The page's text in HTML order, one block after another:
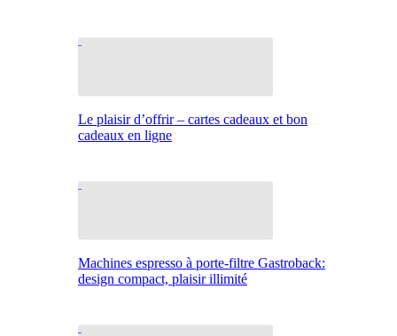
Le plaisir d’offrir – cartes cadeaux et bon
cadeaux en ligne
Machines espresso à porte-filtre Gastroback:
design compact, plaisir illimité